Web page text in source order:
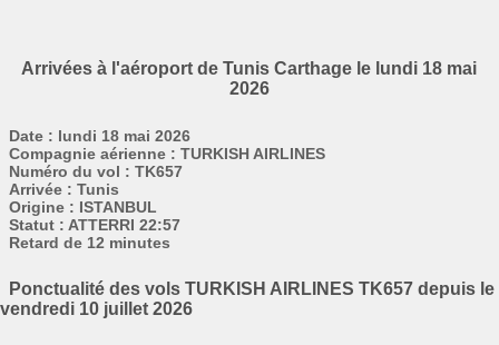
Arrivées à l'aéroport de Tunis Carthage le lundi 18 mai
2026
Date : lundi 18 mai 2026
Compagnie aérienne : TURKISH AIRLINES
Numéro du vol : TK657
Arrivée : Tunis
Origine : ISTANBUL
Statut : ATTERRI 22:57
Retard de 12 minutes
Ponctualité des vols TURKISH AIRLINES TK657 depuis le
vendredi 10 juillet 2026